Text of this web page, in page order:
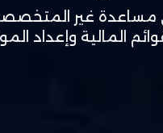
مساعدة غير
المالية وإعداد